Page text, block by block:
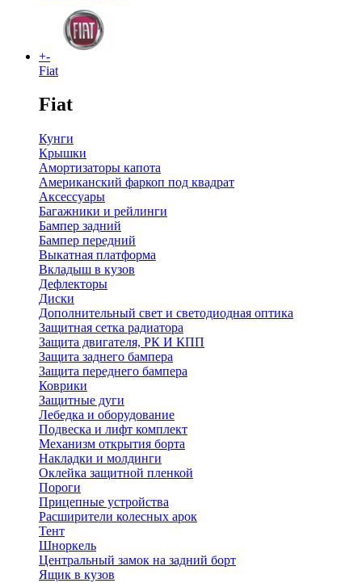
+-
Fiat
Fiat
Кунги
Крышки
Амортизаторы капота
Американский фаркоп под квадрат
Аксессуары
Багажники и рейлинги
Бампер задний
Бампер передний
Выкатная платформа
Вкладыш в кузов
Дефлекторы
Диски
Дополнительный свет и светодиодная оптика
Защитная сетка радиатора
Защита двигателя, РК И КПП
Защита заднего бампера
Защита переднего бампера
Коврики
Защитные дуги
Лебедка и оборудование
Подвеска и лифт комплект
Механизм открытия борта
Накладки и молдинги
Оклейка защитной пленкой
Пороги
Прицепные устройства
Расширители колесных арок
Тент
Шноркель
Центральный замок на задний борт
Ящик в кузов